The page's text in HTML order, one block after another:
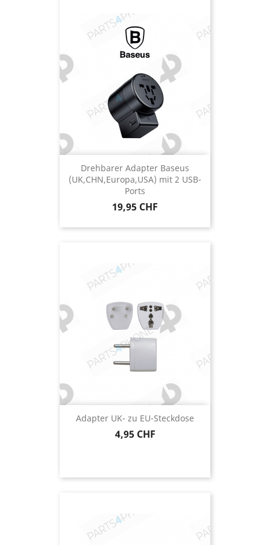
Drehbarer Adapter Baseus
(UK,CHN,Europa,USA) mit 2 USB-
Ports
Preis
19,95 CHF
Adapter UK- zu EU-Steckdose
Preis
4,95 CHF